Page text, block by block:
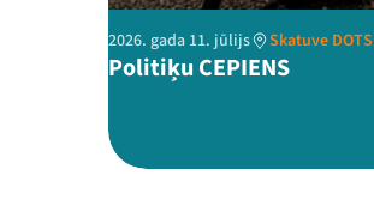
2026. gada 11. jūlijs Skatuve DOTS
Politiķu CEPIENS